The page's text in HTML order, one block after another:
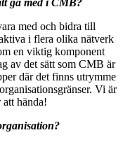
med och bidra till
i flera olika nätverk
en viktig komponent
av det sätt som CMB är
där det finns utrymme
Vi är
att hända!